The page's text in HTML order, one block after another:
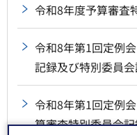
令和8年度予算審査
令和8年第1回定例
記録及び特別委員
令和8年第1回定例
算審査特別委員会